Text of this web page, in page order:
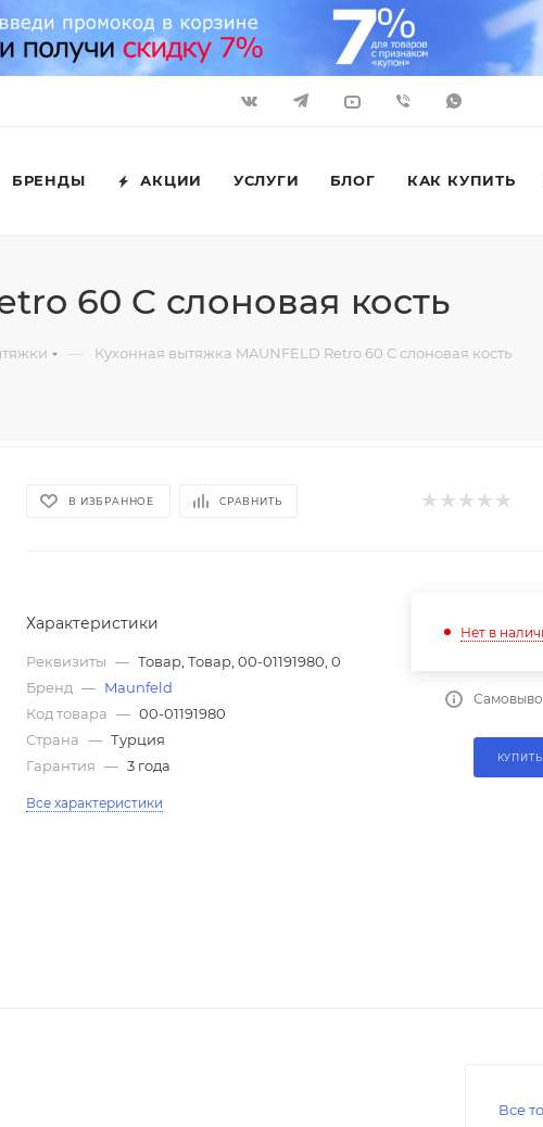
БРЕНДЫ АКЦИИ УСЛУГИ БЛОГ КАК КУПИТЬ
60 C слоновая кость
— Кухонная вытяжка MAUNFELD Retro 60 C слоновая кость
В ИЗБРАННОЕ СРАВНИТЬ
Характеристики
Реквизиты — Товар, Товар, 00-01191980, 0
Бренд — Maunfeld
Код товара — 00-01191980
Страна — Турция
Гарантия — 3 года
Все характеристики
Нет в
Все